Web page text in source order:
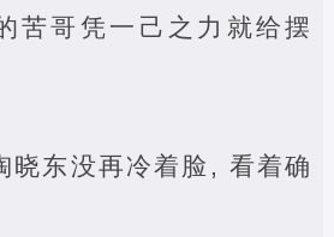
苦哥凭一己之力就给摆
晓东没再冷着脸, 看着确